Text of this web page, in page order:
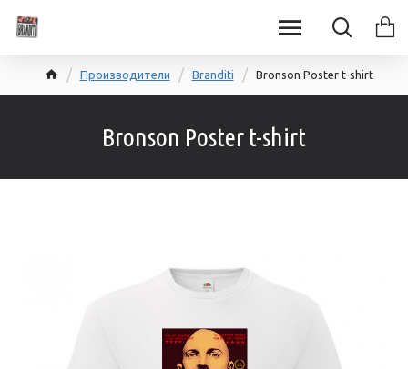
Производители Branditi Bronson Poster t-shirt
Bronson Poster t-shirt